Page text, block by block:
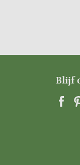
Blijf